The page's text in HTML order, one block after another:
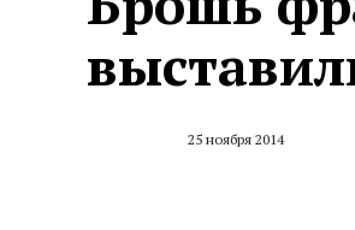
25 ноября 2014